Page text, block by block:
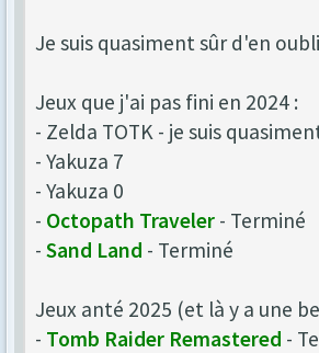
Je suis quasiment sûr d'en
Jeux que j'ai pas fini en 2024 :
- Zelda TOTK - je suis
- Yakuza 7
- Yakuza 0
- Octopath Traveler - Terminé
- Sand Land - Terminé
Jeux anté 2025 (et là y a une
- Tomb Raider Remastered -